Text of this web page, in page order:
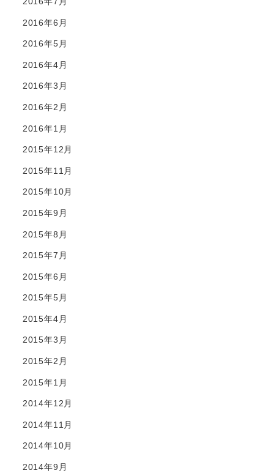
2016年6月
2016年5月
2016年4月
2016年3月
2016年2月
2016年1月
2015年12月
2015年11月
2015年10月
2015年9月
2015年8月
2015年7月
2015年6月
2015年5月
2015年4月
2015年3月
2015年2月
2015年1月
2014年12月
2014年11月
2014年10月
2014年9月